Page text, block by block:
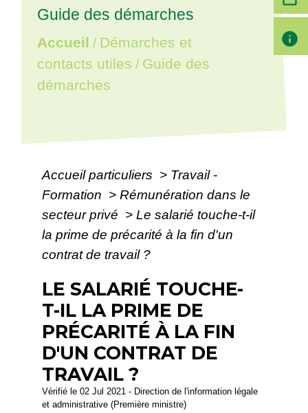
Guide des démarches
Accueil / Démarches et
contacts utiles / Guide des
démarches
Accueil particuliers > Travail -
Formation > Rémunération dans le
secteur privé > Le salarié touche-t-il
la prime de précarité à la fin d'un
contrat de travail ?
LE SALARIÉ TOUCHE-
T-IL LA PRIME DE
PRÉCARITÉ À LA FIN
D'UN CONTRAT DE
TRAVAIL ?
Vérifié le 02 Jul 2021 - Direction de l'information légale
et administrative (Première ministre)
info